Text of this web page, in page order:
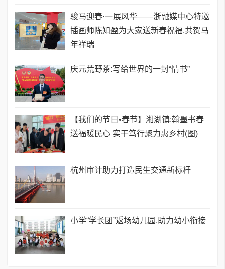
骏马迎春·一展风华——浙融媒中心特邀
插画师陈知盈为大家送新春祝福,共贺马
年祥瑞
庆元荒野茶:写给世界的一封“情书”
【我们的节日•春节】湘湖镇:翰墨书春
送福暖民心 实干笃行聚力惠乡村(图)
​杭州审计助力打造民生交通新标杆
小学“学长团”返场幼儿园,助力幼小衔接